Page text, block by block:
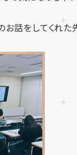
話をしてくれた